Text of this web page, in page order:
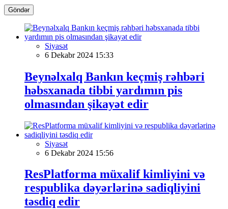
Göndər
Siyasət
6 Dekabr 2024 15:33
Beynəlxalq Bankın keçmiş rəhbəri
həbsxanada tibbi yardımın pis
olmasından şikayət edir
Siyasət
6 Dekabr 2024 15:56
ResPlatforma müxalif kimliyini və
respublika dəyərlərinə sadiqliyini
təsdiq edir